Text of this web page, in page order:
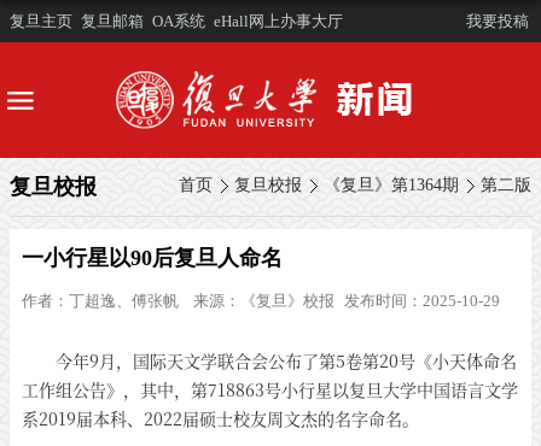
复旦主页 复旦邮箱 OA系统 eHall网上办事大厅 我要投稿
首页 复旦校报 《复旦》第1364期 第二版
复旦校报
一小行星以90后复旦人命名
作者： 丁超逸、傅张帆 来源： 《复旦》校报 发布时间：2025-10-29
今年9月，国际天文学联合会公布了第5卷第20号《小天体命名
工作组公告》，其中，第718863号小行星以复旦大学中国语言文学
系2019届本科、2022届硕士校友周文杰的名字命名。